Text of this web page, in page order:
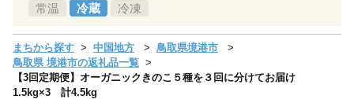
常温 冷蔵 冷凍
まちから探す 中国地方
鳥取県境港市
鳥取県 境港市の返礼品一覧
【3回定期便】オーガニックきのこ５種を３回に分けてお届け
1.5kg×3 計4.5kg